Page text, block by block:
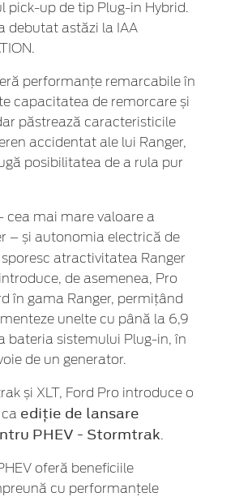
pick-up de tip Plug-in Hybrid.
debutat astăzi la IAA
performanțe remarcabile în
capacitatea de remorcare și
păstrează caracteristicile
accidentat ale lui Ranger,
posibilitatea de a rula pur
cea mai mare valoare a
– și autonomia electrică de
sporesc atractivitatea Ranger
de asemenea, Pro
în gama Ranger, permițând
unelte cu până la 6,9
bateria sistemului Plug-in, în
de un generator.
și XLT, Ford Pro introduce o
ediție de lansare
PHEV - Stormtrak.
oferă beneficiile
cu performanțele